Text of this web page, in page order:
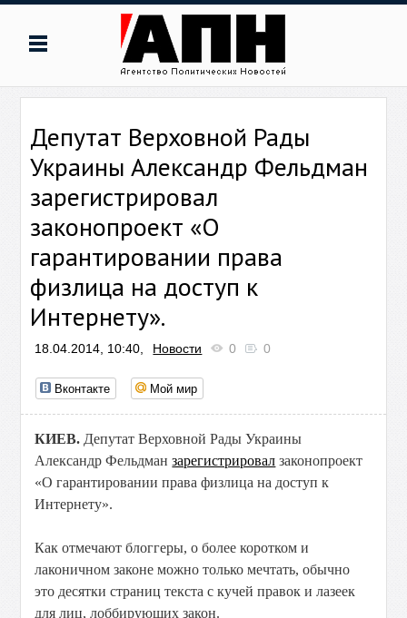
Депутат Верховной Рады
Украины Александр Фельдман
зарегистрировал
законопроект «О
гарантировании права
физлица на доступ к
Интернету».
18.04.2014, 10:40, Новости 0 0
Вконтакте Мой мир
КИЕВ. Депутат Верховной Рады Украины
Александр Фельдманзарегистрировал законопроект
«О гарантировании права физлица на доступ к
Интернету».
Как отмечают блоггеры, о более коротком и
лаконичном законе можно только мечтать, обычно
это десятки страниц текста с кучей правок и лазеек
для лиц, лоббирующих закон.